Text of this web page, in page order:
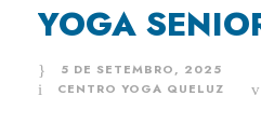
YOGA
5 DE SETEMBRO, 2025
CENTRO YOGA QUELUZ